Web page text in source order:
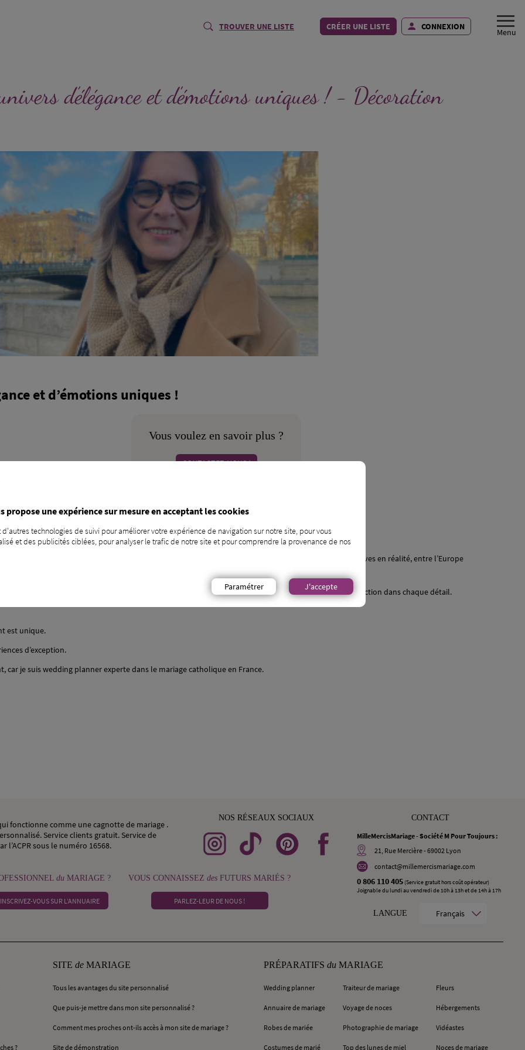
TROUVER UNE LISTE CRÉER UNE LISTE CONNEXION
d’élégance et d’émotions uniques ! - Décoration
et d’émotions uniques !
Vous voulez en savoir plus ?
CONTACTEZ-NOUS !
d’élégance et d’émotions uniques !
des moments d’exception. En tant qu’organisatrice d’événements hyper-luxueux, je transforme les rêves en réalité, entre l’Europe
et événements professionnels sur-mesure, avec un objectif clair : allier raffinement, émotions et perfection dans chaque détail.
est unique.
d’exception.
je suis wedding planner experte dans le mariage catholique en France.
fonctionne comme une cagnotte de mariage .
Service clients gratuit. Service de
l’ACPR sous le numéro 16568.
NOS RÉSEAUX SOCIAUX
du MARIAGE ?
INSCRIVEZ-VOUS SUR L’ANNUAIRE
VOUS CONNAISSEZ des FUTURS MARIÉS ?
PARLEZ-LEUR DE NOUS !
CONTACT
MilleMercisMariage - Société M Pour Toujours :
21, Rue Mercière - 69002 Lyon
contact@millemercismariage.com
0 806 110 405 (Service gratuit hors coût opérateur)
Joignable du lundi au vendredi de 10h à 13h et de 14h à 17h
LANGUE Français
?
SITE de MARIAGE
Tous les avantages du site personnalisé
Que puis-je mettre dans mon site personnalisé ?
Comment mes proches ont-ils accès à mon site de mariage ?
Site de démonstration
PRÉPARATIFS du MARIAGE
Wedding planner
Annuaire de mariage
Robes de mariée
Costumes de marié
Traiteur de mariage
Voyage de noces
Photographie de mariage
Top des lunes de miel
Fleurs
Hébergements
Vidéastes
Noces de mariage
propose une expérience sur mesure en acceptant les cookies
technologies de suivi pour améliorer votre expérience de navigation sur notre site, pour vous
et des publicités ciblées, pour analyser le trafic de notre site et pour comprendre la provenance de nos
Paramétrer J'accepte